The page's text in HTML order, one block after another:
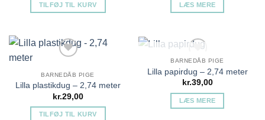
TILFØJ TIL KURV LÆS MERE
BARNEDÅB PIGE
Lilla plastikdug – 2,74 meter
kr.29,00
TILFØJ TIL KURV
IKKE PÅ LAGER
BARNEDÅB PIGE
Lilla papirdug – 2,74 meter
kr.39,00
LÆS MERE